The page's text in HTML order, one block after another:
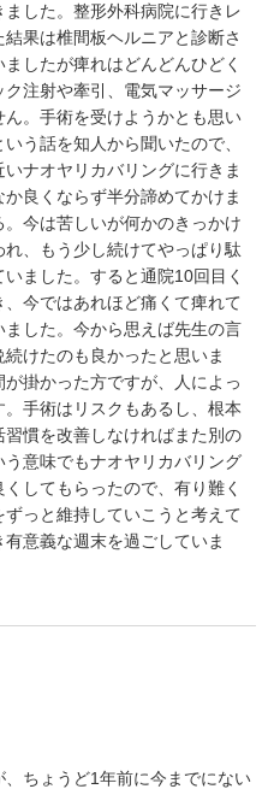
した。整形外科病院に行きレ
果は椎間板ヘルニアと診断さ
したが痺れはどんどんひどく
注射や牽引、電気マッサージ
。手術を受けようかとも思い
う話を知人から聞いたので、
ナオヤリカバリングに行きま
良くならず半分諦めてかけま
今は苦しいが何かのきっかけ
、もう少し続けてやっぱり駄
ました。すると通院10回目く
今ではあれほど痛くて痺れて
した。今から思えば先生の言
けたのも良かったと思いま
掛かった方ですが、人によっ
手術はリスクもあるし、根本
慣を改善しなければまた別の
意味でもナオヤリカバリング
してもらったので、有り難く
っと維持していこうと考えて
意義な週末を過ごしていま
ちょうど1年前に今までにない